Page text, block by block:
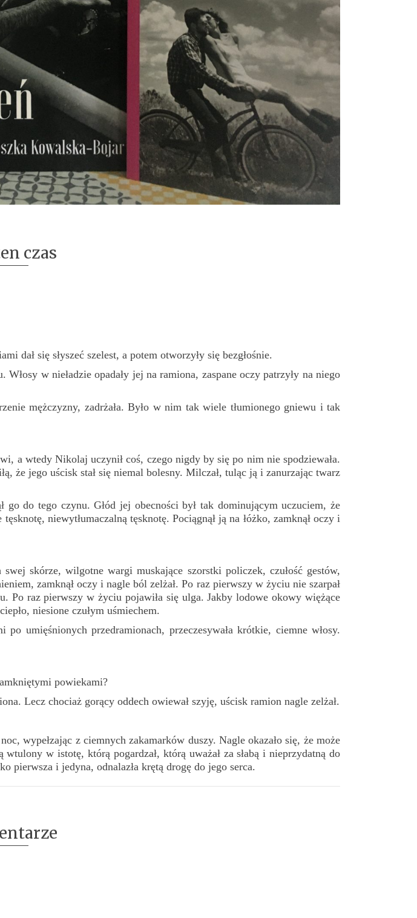
czas
dał się słyszeć szelest, a potem otworzyły się bezgłośnie.
w nieładzie opadały jej na ramiona, zaspane oczy patrzyły na niego
mężczyzny, zadrżała. Było w nim tak wiele tłumionego gniewu i tak
a wtedy Nikolaj uczynił coś, czego nigdy by się po nim nie spodziewała.
że jego uścisk stał się niemal bolesny. Milczał, tuląc ją i zanurzając twarz
do tego czynu. Głód jej obecności był tak dominującym uczuciem, że
niewytłumaczalną tęsknotę. Pociągnął ją na łóżko, zamknął oczy i
skórze, wilgotne wargi muskające szorstki policzek, czułość gestów,
zamknął oczy i nagle ból zelżał. Po raz pierwszy w życiu nie szarpał
Po raz pierwszy w życiu pojawiła się ulga. Jakby lodowe okowy więżące
niesione czułym uśmiechem.
umięśnionych przedramionach, przeczesywała krótkie, ciemne włosy.
powiekami?
Lecz chociaż gorący oddech owiewał szyję, uścisk ramion nagle zelżał.
wypełzając z ciemnych zakamarków duszy. Nagle okazało się, że może
w istotę, którą pogardzał, którą uważał za słabą i nieprzydatną do
pierwsza i jedyna, odnalazła krętą drogę do jego serca.